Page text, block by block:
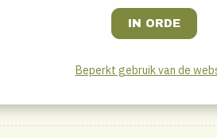
Trinity Purchasing, BAVET,
Compass Group, Metro, Frites Atelier,
Sandton, Blycolin, Hotel Julien,
Group, Middelpunt, O'Learys, J&M
Hotels, Otomat, Topbrands …
Beperkt gebruik van de